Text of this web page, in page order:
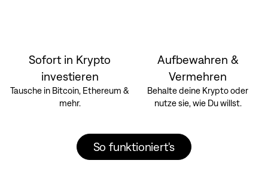
Sofort in Krypto
investieren
Tausche in Bitcoin, Ethereum &
mehr.
Aufbewahren &
Vermehren
Behalte deine Krypto oder
nutze sie, wie Du willst.
So funktioniert's